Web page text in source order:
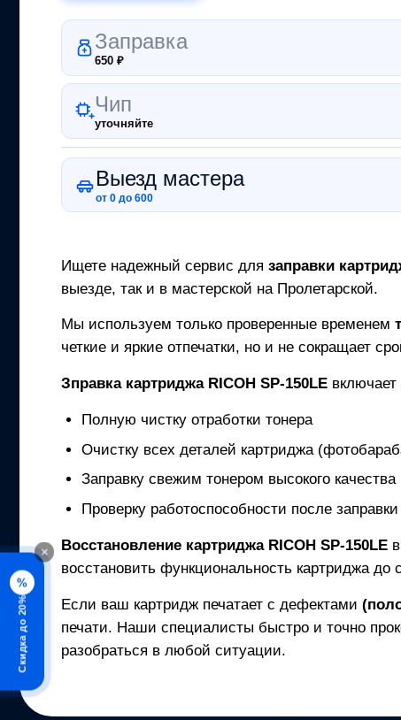
×
%
Скидка до 20%
Заправка
650₽
Чип
уточняйте
Выезд мастера
от 0 до 600
Ищете надежный сервис для заправки
выезде, так и в мастерской на Пролетарской.
Мы используем только проверенные временем
четкие и яркие отпечатки, но и не сокращает
Зправка картриджа RICOH SP-150LE
Полную чистку отработки тонера
Очистку всех деталей картриджа
Заправку свежим тонером высокого качества
Проверку работоспособности после заправки
Восстановление картриджа RICOH SP-150LE
восстановить функциональность картриджа до
Если ваш картридж печатает с дефектами
печати. Наши специалисты быстро и точно
разобраться в любой ситуации.